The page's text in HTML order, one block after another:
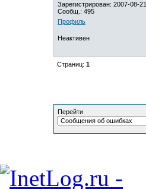
Зарегистрирован: 2007-08-21
Сообщ.: 495
Профиль
Неактивен
Страниц: 1
Перейти